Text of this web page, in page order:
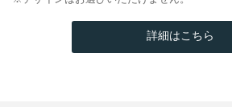
詳細はこちら